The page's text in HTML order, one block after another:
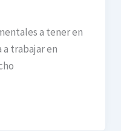
a tener en
trabajar en